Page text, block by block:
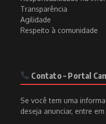
Transparência
Agilidade
Respeito à comunidade
Contato – Portal
Se você tem uma
deseja anunciar, entre